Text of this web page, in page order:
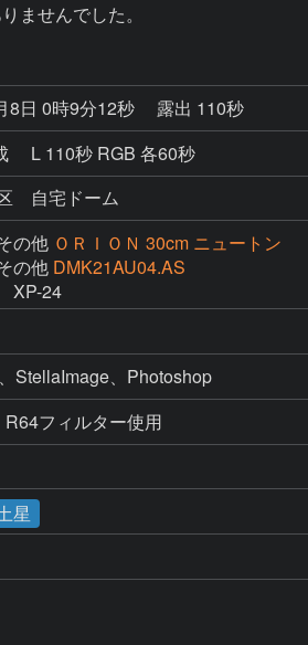
ませんでした。
8日 0時9分12秒
露出 110秒
L 110秒 RGB 各60秒
自宅ドーム
の他 ＯＲＩＯＮ 30cm ニュートン
の他 DMK21AU04.AS
R64フィルター使用
星